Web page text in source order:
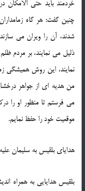
خردمند باید حتی
چنین گفت: هر گاه
شدند، آن را ویران می
ذلیل می نمایند، بر مردم
نمایند، این روش همیشگی
من هدیه ای از جواهر
می فرستم تا منظور او را
موقعیت خود را حفظ نمایم.
هدایای بلقیس به سلیمان
بلقیس هدایایی به همراه